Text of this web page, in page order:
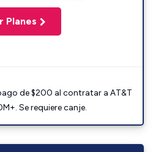
Planes
de $200 al contratar a AT&T
Se requiere canje.